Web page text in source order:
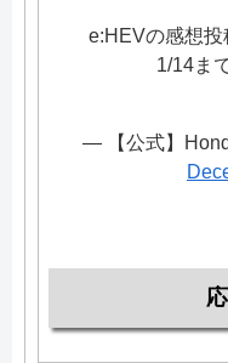
e:HEVの感想投
1/14ま
— 【公式】